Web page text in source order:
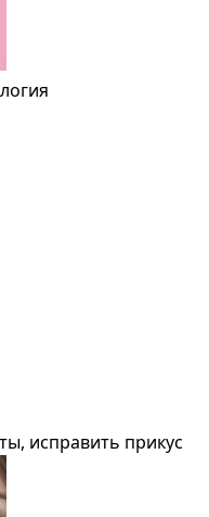
исправить прикус